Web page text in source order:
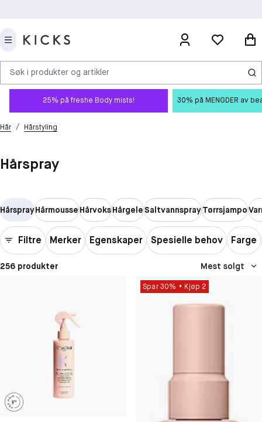
Søk i produkter og artikler
25% på freshe Body mists! 30% på MENGDER av
Hår / Hårstyling
Hårspray
HårsprayHårmousseHårvoksHårgeleSaltvannsprayTørrsjampo
Filtre Merker Egenskaper Spesielle behov Farge
256 produkter Mest solgt
Spar 30% Kjøp 2